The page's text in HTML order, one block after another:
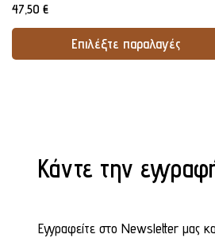
47,50 €
Επιλέξτε παραλαγές
Κάντε την
Εγγραφείτε στο Newsletter μας